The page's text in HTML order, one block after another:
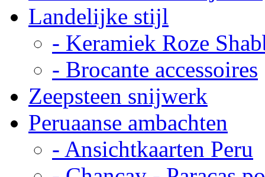
Landelijke stijl
- Keramiek Roze
- Brocante accessoires
Zeepsteen snijwerk
Peruaanse ambachten
- Ansichtkaarten Peru